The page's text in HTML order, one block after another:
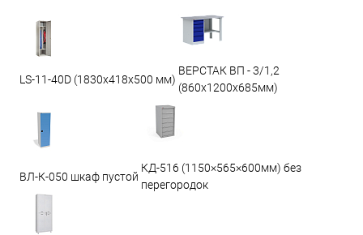
LS-11-40D (1830x418x500 мм)
ВЕРСТАК ВП - 3/1,2
(860х1200х685мм)
ВЛ-К-050 шкаф пустой
КД-516 (1150×565×600мм) без
перегородок